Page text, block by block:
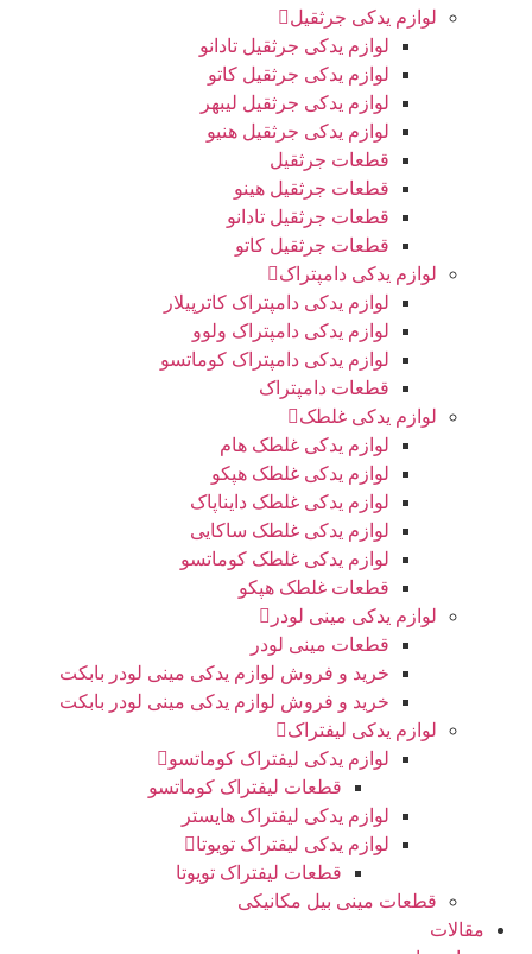
لوازم یدکی جرثقیل
لوازم یدکی جرثقیل تادانو
لوازم یدکی جرثقیل کاتو
لوازم یدکی جرثقیل لیبهر
لوازم یدکی جرثقیل هنیو
قطعات جرثقیل
قطعات جرثقیل هینو
قطعات جرثقیل تادانو
قطعات جرثقیل کاتو
لوازم یدکی دامپتراک
لوازم یدکی دامپتراک کاترپیلار
لوازم یدکی دامپتراک ولوو
لوازم یدکی دامپتراک کوماتسو
قطعات دامپتراک
لوازم یدکی غلطک
لوازم یدکی غلطک هام
لوازم یدکی غلطک هپکو
لوازم یدکی غلطک دایناپاک
لوازم یدکی غلطک ساکایی
لوازم یدکی غلطک کوماتسو
قطعات غلطک هپکو
لوازم یدکی مینی لودر
قطعات مینی لودر
خرید و فروش لوازم یدکی مینی لودر بابکت
خرید و فروش لوازم یدکی مینی لودر بابکت
لوازم یدکی لیفتراک
لوازم یدکی لیفتراک کوماتسو
قطعات لیفتراک کوماتسو
لوازم یدکی لیفتراک هایستر
لوازم یدکی لیفتراک تویوتا
قطعات لیفتراک تویوتا
قطعات مینی بیل مکانیکی